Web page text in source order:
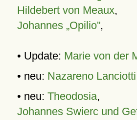
Hildebert von Meaux,
Johannes „Opilio”,
• Update: Marie von der
• neu: Nazareno Lanciotti
• neu: Theodosia,
Johannes Swierc und